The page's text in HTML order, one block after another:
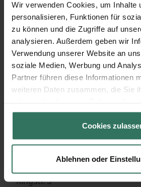
Wir verwenden Cookies, um Inhalte
personalisieren, Funktionen für
zu können und die Zugriffe auf
analysieren. Außerdem geben wir
Verwendung unserer Website an
soziale Medien, Werbung und
Partner führen diese Informationen
weiteren Daten zusammen, die Sie
gesammelt haben.
Cookies
Ablehnen oder
68519 Viernheim
Ludwig Schmidt
Carl-Benz-Str. 7
Otto Fath
Ringstr. 3